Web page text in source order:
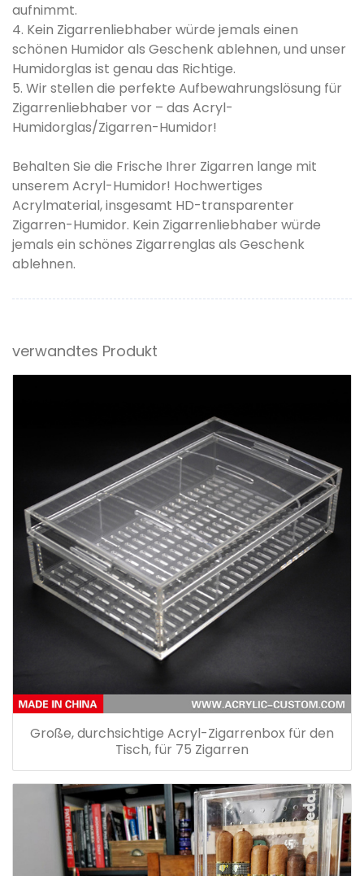
aufnimmt.
4. Kein Zigarrenliebhaber würde jemals einen
schönen Humidor als Geschenk ablehnen, und unser
Humidorglas ist genau das Richtige.
5. Wir stellen die perfekte Aufbewahrungslösung für
Zigarrenliebhaber vor – das Acryl-
Humidorglas/Zigarren-Humidor!
Behalten Sie die Frische Ihrer Zigarren lange mit
unserem Acryl-Humidor! Hochwertiges
Acrylmaterial, insgesamt HD-transparenter
Zigarren-Humidor. Kein Zigarrenliebhaber würde
jemals ein schönes Zigarrenglas als Geschenk
ablehnen.
verwandtes Produkt
Große, durchsichtige Acryl-Zigarrenbox für den
Tisch, für 75 Zigarren